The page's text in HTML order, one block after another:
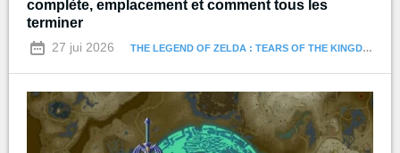
complète, emplacement et comment tous les
terminer
27 jui 2026 THE LEGEND OF ZELDA : TEARS OF THE KINGDOM